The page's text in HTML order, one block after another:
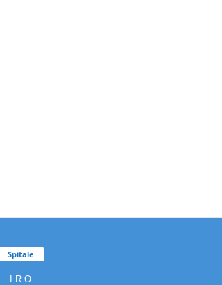
Spitale
I.R.O.